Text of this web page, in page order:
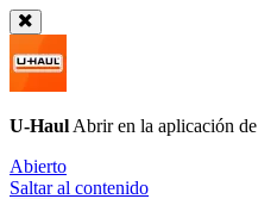
U-Haul Abrir en la aplicación de
Abierto
Saltar al contenido